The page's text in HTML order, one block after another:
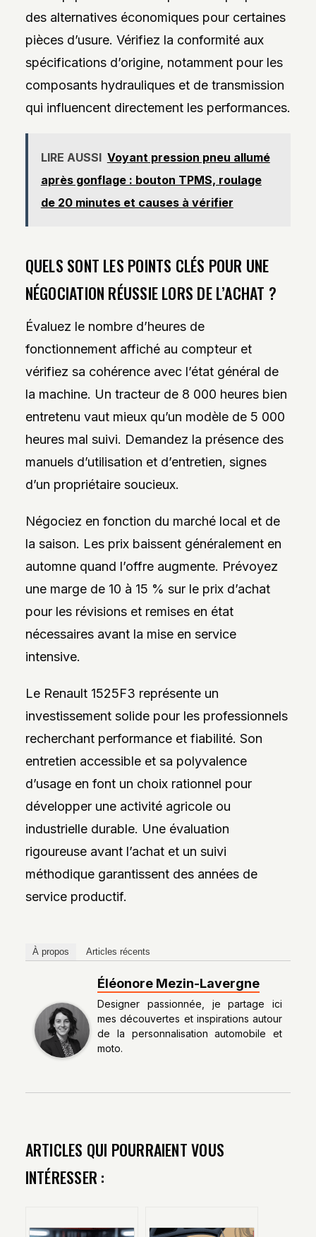
des alternatives économiques pour certaines
pièces d’usure. Vérifiez la conformité aux
spécifications d’origine, notamment pour les
composants hydrauliques et de transmission
qui influencent directement les performances.
LIRE AUSSI Voyant pression pneu allumé
après gonflage : bouton TPMS, roulage
de 20 minutes et causes à vérifier
QUELS SONT LES POINTS CLÉS POUR UNE
NÉGOCIATION RÉUSSIE LORS DE L’ACHAT ?
Évaluez le nombre d’heures de
fonctionnement affiché au compteur et
vérifiez sa cohérence avec l’état général de
la machine. Un tracteur de 8 000 heures bien
entretenu vaut mieux qu’un modèle de 5 000
heures mal suivi. Demandez la présence des
manuels d’utilisation et d’entretien, signes
d’un propriétaire soucieux.
Négociez en fonction du marché local et de
la saison. Les prix baissent généralement en
automne quand l’offre augmente. Prévoyez
une marge de 10 à 15 % sur le prix d’achat
pour les révisions et remises en état
nécessaires avant la mise en service
intensive.
Le Renault 1525F3 représente un
investissement solide pour les professionnels
recherchant performance et fiabilité. Son
entretien accessible et sa polyvalence
d’usage en font un choix rationnel pour
développer une activité agricole ou
industrielle durable. Une évaluation
rigoureuse avant l’achat et un suivi
méthodique garantissent des années de
service productif.
À propos Articles récents
Éléonore Mezin-Lavergne
Designer passionnée, je partage ici
mes découvertes et inspirations autour
de la personnalisation automobile et
moto.
ARTICLES QUI POURRAIENT VOUS
INTÉRESSER :